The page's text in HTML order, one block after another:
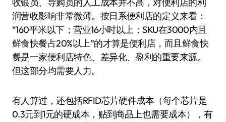
润营收影响非常微薄。按日系便利店的定义来看：
“160平米以下；营业16小时以上；SKU在3000内且
鲜食快餐占20%以上”的才算是便利店，而且鲜食快
餐是一家便利店特色、差异化、盈利的重要来源。
但这部分均需要人力。
有人算过，还包括RFID芯片硬件成本（每个芯片是
0.3元到1元的硬成本，贴到商品上也需要成本），有